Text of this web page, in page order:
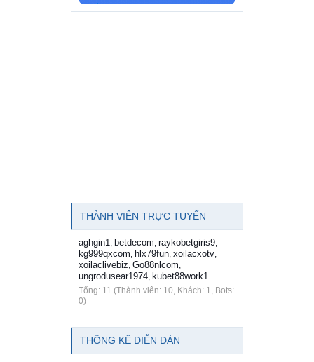
THÀNH VIÊN TRỰC TUYẾN
aghgin1, betdecom, raykobetgiris9,
kg999qxcom, hlx79fun, xoilacxotv,
xoilaclivebiz, Go88nlcom,
ungrodusear1974, kubet88work1
Tổng: 11 (Thành viên: 10, Khách: 1, Bots:
0)
THỐNG KÊ DIỄN ĐÀN